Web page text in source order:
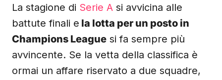
La stagione di Serie A si avvicina alle
battute finali e la lotta per un posto in
Champions League si fa sempre più
avvincente. Se la vetta della classifica è
ormai un affare riservato a due squadre,